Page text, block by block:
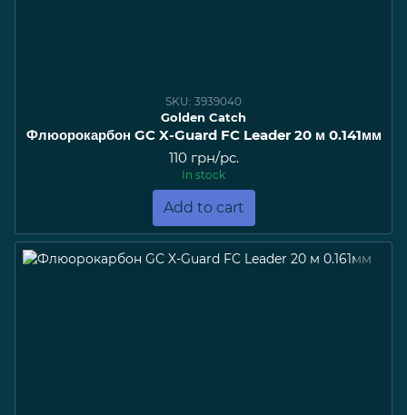
SKU: 3939040
Golden Catch
Флюорокарбон GC X-Guard FC Leader 20 м 0.141мм
110 грн/pc.
In stock
Add to cart